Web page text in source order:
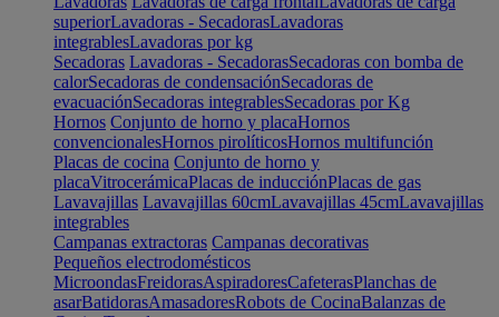
superiorLavadoras - SecadorasLavadoras
integrablesLavadoras por kg
Secadoras Lavadoras - SecadorasSecadoras con bomba de
calorSecadoras de condensaciónSecadoras de
evacuaciónSecadoras integrablesSecadoras por Kg
Hornos Conjunto de horno y placaHornos
convencionalesHornos pirolíticosHornos multifunción
Placas de cocina Conjunto de horno y
placaVitrocerámicaPlacas de inducciónPlacas de gas
Lavavajillas Lavavajillas 60cmLavavajillas 45cmLavavajillas
integrables
Campanas extractoras Campanas decorativas
Pequeños electrodomésticos
MicroondasFreidorasAspiradoresCafeterasPlanchas de
asarBatidorasAmasadoresRobots de CocinaBalanzas de